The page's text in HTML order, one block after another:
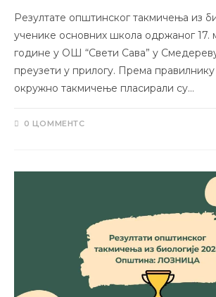
Резултате општинског такмичења из
ученике основних школа одржаног 17.
године у ОШ “Свети Сава” у
преузети у прилогу. Према
окружно такмичење пласирали су…
0 ЦОММЕНТС